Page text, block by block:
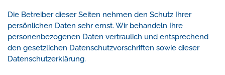
Die Betreiber dieser Seiten nehmen den Schutz Ihrer
persönlichen Daten sehr ernst. Wir behandeln Ihre
personenbezogenen Daten vertraulich und entsprechend
den gesetzlichen Datenschutzvorschriften sowie dieser
Datenschutzerklärung.